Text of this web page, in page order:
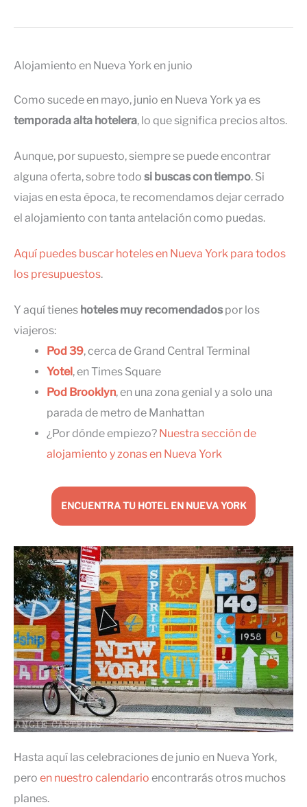
Alojamiento en Nueva York en junio
Como sucede en mayo, junio en Nueva York ya es
temporada alta hotelera, lo que significa precios altos.
Aunque, por supuesto, siempre se puede encontrar
alguna oferta, sobre todo si buscas con tiempo. Si
viajas en esta época, te recomendamos dejar cerrado
el alojamiento con tanta antelación como puedas.
Aquí puedes buscar hoteles en Nueva York para todos
los presupuestos.
Y aquí tienes hoteles muy recomendadospor los
viajeros:
Pod 39, cerca de Grand Central Terminal
Yotel, en Times Square
Pod Brooklyn, en una zona genial y a solo una
parada de metro de Manhattan
¿Por dónde empiezo? Nuestra sección de
alojamiento y zonas en Nueva York
ENCUENTRA TU HOTEL EN NUEVA YORK
Hasta aquí las celebraciones de junio en Nueva York,
pero en nuestro calendario encontrarás otros muchos
planes.